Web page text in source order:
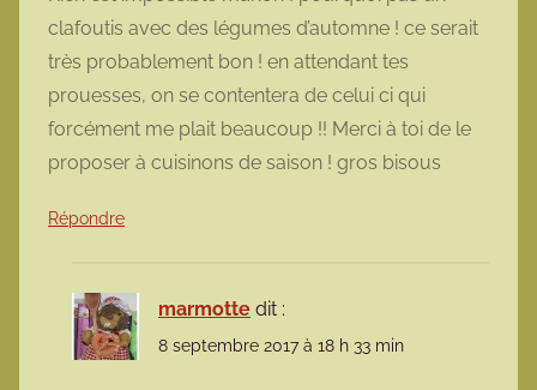
clafoutis avec des légumes d’automne ! ce serait
très probablement bon ! en attendant tes
prouesses, on se contentera de celui ci qui
forcément me plait beaucoup !! Merci à toi de le
proposer à cuisinons de saison ! gros bisous
Répondre
marmotte dit :
8 septembre 2017 à 18 h 33 min